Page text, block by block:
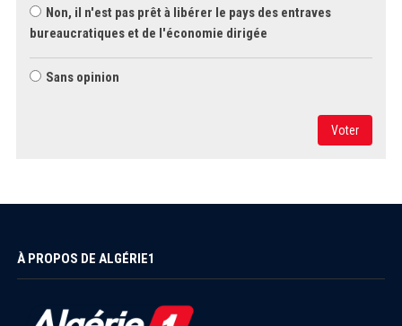
Non, il n'est pas prêt à libérer le pays des entraves
bureaucratiques et de l'économie dirigée
Sans opinion
Voter
À PROPOS DE ALGÉRIE1